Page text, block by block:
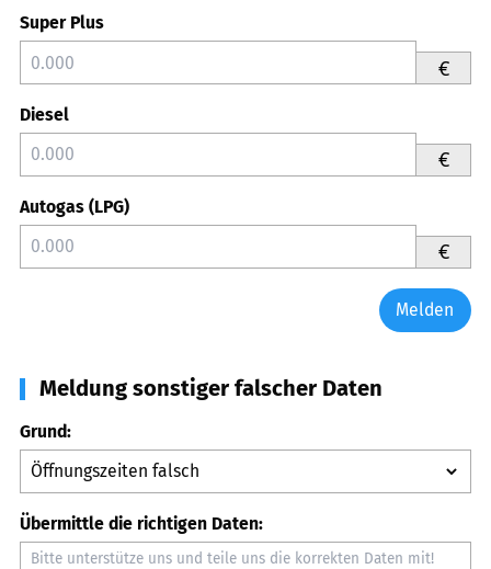
Super Plus
€
Diesel
€
Autogas (LPG)
€
Melden
Meldung sonstiger falscher Daten
Grund:
Übermittle die richtigen Daten: